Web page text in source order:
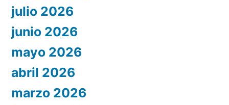
julio 2026
junio 2026
mayo 2026
abril 2026
marzo 2026